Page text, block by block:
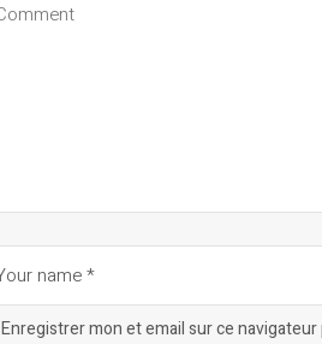
Enregistrer mon et email sur ce